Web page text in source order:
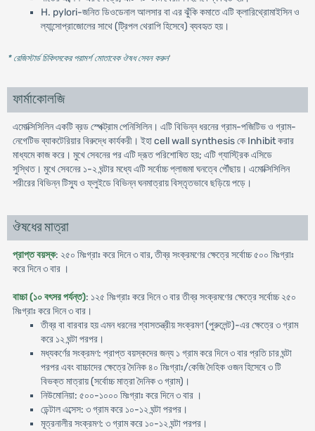
H. pylori-জনিত ডিওডেনাল আলসার বা এর ঝুঁকি কমাতে এটি ক্লারিথ্রোমাইসিন ও
ল্যান্সোপ্রাজোলের সাথে (ট্রিপল থেরাপি হিসেবে) ব্যবহৃত হয়।
* রেজিস্টার্ড চিকিৎসকের পরামর্শ মোতাবেক ঔষধ সেবন করুন'
ফার্মাকোলজি
এমোক্সিসিলিন একটি ব্রড স্পেক্ট্রাম পেনিসিলিন। এটি বিভিন্ন ধরনের গ্রাম-পজিটিভ ও গ্রাম-
নেগেটিভ ব্যাকটেরিয়ার বিরুদ্ধে কার্যকরী। ইহা cell wall synthesis কে Inhibit করার
মাধ্যমে কাজ করে। মুখে সেবনের পর এটি দ্রূত পরিশোষিত হয়; এটি গ্যাস্ট্রিক এসিডে
সুস্থিত। মুখে সেবনের ১-২ ঘন্টার মধ্যে এটি সর্বোচ্চ প্লাজমা ঘনত্বে পৌঁছায়। এমোক্সিসিলিন
শরীরের বিভিন্ন টিস্যু ও ফ্লুইডে বিভিন্ন ঘনমাত্রায় বিস্তৃতভাবে ছড়িয়ে পড়ে।
ঔষধের মাত্রা
প্রাপ্ত বয়স্ক: ২৫০ মিঃগ্রাঃ করে দিনে ৩ বার, তীব্র সংক্রমণের ক্ষেত্রে সর্বোচ্চ ৫০০ মিঃগ্রাঃ
করে দিনে ৩ বার ।
বাচ্চা (১০ বৎসর পর্যন্ত): ১২৫ মিঃগ্রাঃ করে দিনে ৩ বার তীব্র সংক্রমণের ক্ষেত্রে সর্বোচ্চ ২৫০
মিঃগ্রাঃ করে দিনে ৩ বার।
তীব্র বা বারবার হয় এমন ধরনের শ্বাসতন্ত্রীয় সংক্রমণ (পুরুলেন্ট)-এর ক্ষেত্রে ৩ গ্রাম
করে ১২ ঘন্টা পরপর।
মধ্যকর্ণের সংক্রমণ: প্রাপ্ত বয়স্কদের জন্য ১ গ্রাম করে দিনে ৩ বার প্রতি চার ঘন্টা
পরপর এবং বাচ্চাদের ক্ষেত্রে দৈনিক ৪০ মিঃগ্রাঃ/কেজি দৈহিক ওজন হিসেবে ৩ টি
বিভক্ত মাত্রায় (সর্বোচ্চ মাত্রা দৈনিক ৩ গ্রাম)।
নিউমোনিয়া: ৫০০-১০০০ মিঃগ্রাঃ করে দিনে ৩ বার ।
ডেন্টাল এব্সেস: ৩ গ্রাম করে ১০-১২ ঘন্টা পরপর।
মূত্রনালীর সংক্রমণ: ৩ গ্রাম করে ১০-১২ ঘন্টা পরপর।